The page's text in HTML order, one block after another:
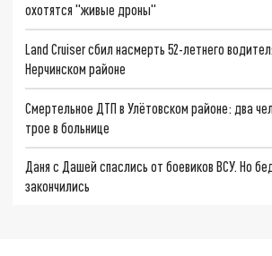
охотятся "живые дроны"
Land Cruiser сбил насмерть 52-летнего
Нерчинском районе
Смертельное ДТП в Улётовском районе: два
трое в больнице
Даня с Дашей спаслись от боевиков ВСУ. Но
закончились